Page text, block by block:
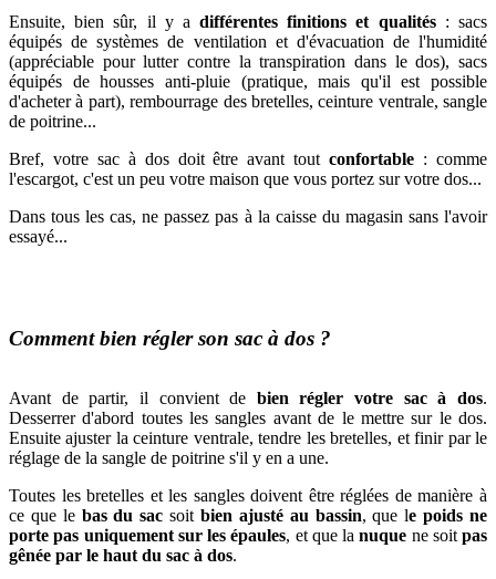
Ensuite, bien sûr, il y adifférentes finitions et qualités : sacs
équipés de systèmes de ventilation et d'évacuation de l'humidité
(appréciable pour lutter contre la transpiration dans le dos), sacs
équipés de housses anti-pluie (pratique, mais qu'il est possible
d'acheter à part), rembourrage des bretelles,ceinture ventrale, sangle
de poitrine...
Bref, votre sac à dos doit être avant toutconfortable : comme
l'escargot, c'est un peu votre maison que vous portez sur votre dos...
Dans tous les cas, ne passez pas à la caisse du magasin sans l'avoir
essayé...
Comment bien régler son sac à dos ?
Avant de partir, il convient de bien régler votre sac à dos.
Desserrer d'abord toutes les sangles avant de le mettre sur ledos.
Ensuiteajuster la ceinture ventrale, tendre les bretelles, et finir par le
réglage de la sangle de poitrine s'il y en a une.
Toutes les bretelles et les sangles doivent être réglées de manière à
ce que le bas du sac soitbien ajusté au bassin, que le poids ne
porte pas uniquement sur les épaules, et que lanuque ne soit pas
gênée par le haut du sac à dos.